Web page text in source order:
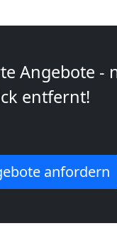
Angebote -
entfernt!
anfordern